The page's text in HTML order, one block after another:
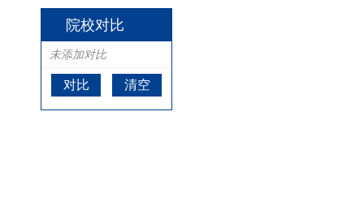
院校对比
未添加对比
对比 清空